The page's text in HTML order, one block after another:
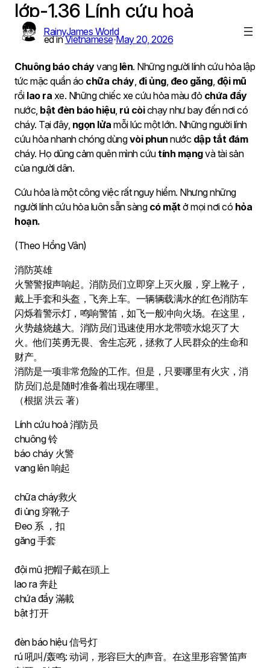
Skip
content
RainyJames World
lớp-1.36 Lính cứu hoả
Published inVietnamese•May 20, 2026
Chuông báo cháyvang lên. Những người lính cứu hỏa lập
tức mặc quần áo chữa cháy, đi ủng, đeo găng, đội mũ
rồilao ra xe. Những chiếc xe cứu hỏa màu đỏ chứa đầy
nước, bật đèn báo hiệu, rú còichạy như bay đến nơi có
cháy. Tại đây, ngọn lửa mỗi lúc một lớn. Những người lính
cứu hỏa nhanh chóng dùngvòi phun nước dập tắt đám
cháy. Họ dũng cảm quên mình cứutính mạngvà tài sản
của người dân.
Cứu hỏa là một công việc rất nguy hiểm. Nhưng những
người lính cứu hỏa luôn sẵn sàng có mặtở mọi nơi có hỏa
hoạn.
(Theo Hồng Vân)
消防英雄
火警警报声响起。消防员们立即穿上灭火服，穿上靴子，
戴上手套和头盔，飞奔上车。一辆辆载满水的红色消防车
闪烁着警示灯，鸣响警笛，如飞一般冲向火场。在这里，
火势越烧越大。消防员们迅速使用水龙带喷水熄灭了大
火。他们英勇无畏、舍生忘死，拯救了人民群众的生命和
财产。
消防是一项非常危险的工作。但是，只要哪里有火灾，消
防员们总是随时准备着出现在哪里。
（根据 洪云 著）
Lính cứu hoả 消防员
chuông 铃
báo cháy 火警
vang lên 响起
chữa cháy救火
đi ủng 穿靴子
Đeo 系 ，扣
găng 手套
đội mũ 把帽子戴在頭上
lao ra 奔赴
chứa đầy 滿載
bật 打开
đèn báo hiệu 信号灯
rú 吼叫/轰鸣: 动词，形容巨大的声音。在这里形容警笛声